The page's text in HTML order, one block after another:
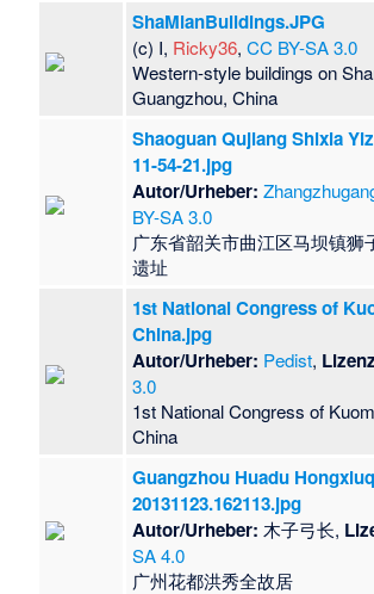
ShaMianBuildings.JPG
(c) I, Ricky36,CC BY-SA 3.0
Western-style buildings on
Guangzhou, China
Shaoguan Qujiang Shixia
11-54-21.jpg
Autor/Urheber:
BY-SA 3.0
广东省韶关市曲江区马坝镇
遗址
1st National Congress of
China.jpg
Autor/Urheber: Pedist,
3.0
1st National Congress of
China
Guangzhou Huadu
20131123.162113.jpg
Autor/Urheber: 木子弓长,
SA 4.0
​广州花都洪秀全故居